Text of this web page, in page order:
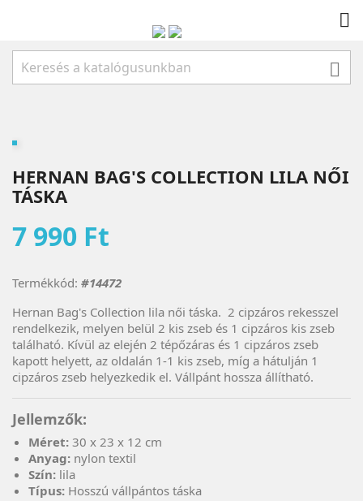


HERNAN BAG'S COLLECTION LILA NŐI
TÁSKA
7 990 Ft
Termékkód: #14472
Hernan Bag's Collection lila női táska. 2 cipzáros rekesszel
rendelkezik, melyen belül 2 kis zseb és 1 cipzáros kis zseb
található. Kívül az elején 2 tépőzáras és 1 cipzáros zseb
kapott helyett, az oldalán 1-1 kis zseb, míg a hátulján 1
cipzáros zseb helyezkedik el. Vállpánt hossza állítható.
Jellemzők:
Méret: 30 x 23 x 12 cm
Anyag: nylon textil
Szín: lila
Típus: Hosszú vállpántos táska